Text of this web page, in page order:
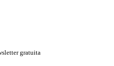
gratuita